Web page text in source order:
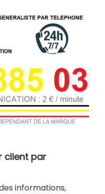
client par
informations,